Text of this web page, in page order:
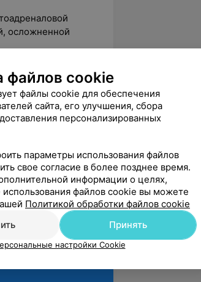
осложненной
с инфекционно-
файлов cookie
файлы cookie для обеспечения
сайта, его улучшения, сбора
персонализированных
параметры использования файлов
свое согласие в более позднее время.
информации о целях,
использования файлов cookie вы можете
Политикой обработки файлов cookie
Принять
настройки Cookie